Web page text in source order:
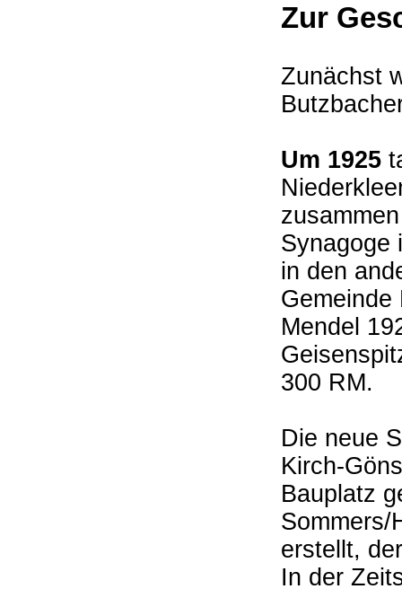
Zur
Zunächst
Um 1925
Synagoge
in den
Gemeinde
Mendel
300 RM.
Die neue
Kirch-
Bauplatz
Sommers/
erstellt,
In der